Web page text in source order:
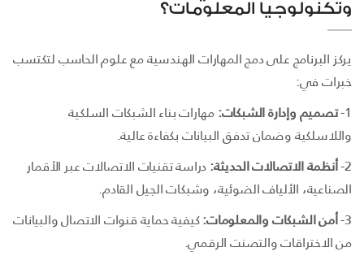
وتكنولوجيا المعلومات؟
يركز البرنامج على دمج المهارات الهندسية مع علوم الحاسب لتكتسب
خبرات في:
1- تصميم وإدارة الشبكات:مهارات بناء الشبكات السلكية
واللاسلكية وضمان تدفق البيانات بكفاءة عالية.
2- أنظمة الاتصالات الحديثة:دراسة تقنيات الاتصالات عبر الأقمار
الصناعية، الألياف الضوئية، وشبكات الجيل القادم.
3- أمن الشبكات والمعلومات:كيفية حماية قنوات الاتصال والبيانات
من الاختراقات والتصنت الرقمي.